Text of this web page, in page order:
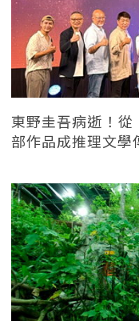
東野圭吾病逝！
部作品成推理文學